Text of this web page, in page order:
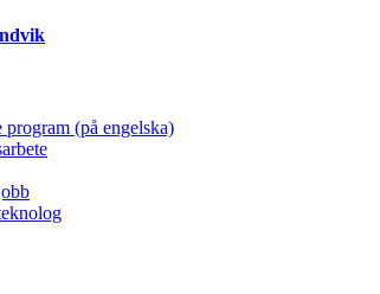
program (på engelska)